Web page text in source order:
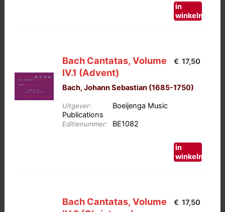
in
winkelmand
Bach Cantatas, Volume
IV.1 (Advent)
Bach, Johann Sebastian (1685-1750)
Uitgever:
Boeijenga Music
Publications
Editienummer: BE1082
€ 17,50
in
winkelmand
Bach Cantatas, Volume
€ 17,50